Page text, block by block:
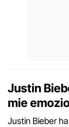
Justin
mie
Justin Bieber